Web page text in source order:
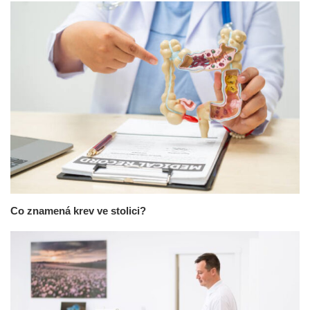
Co znamená krev ve stolici?